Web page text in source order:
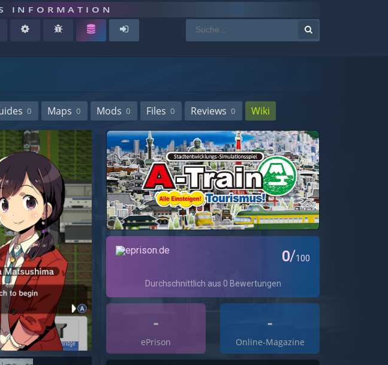
INFORMATION
0 Maps 0 Mods 0 Files 0 Reviews 0 Wiki
-
ePrison
-
Online-Magazine